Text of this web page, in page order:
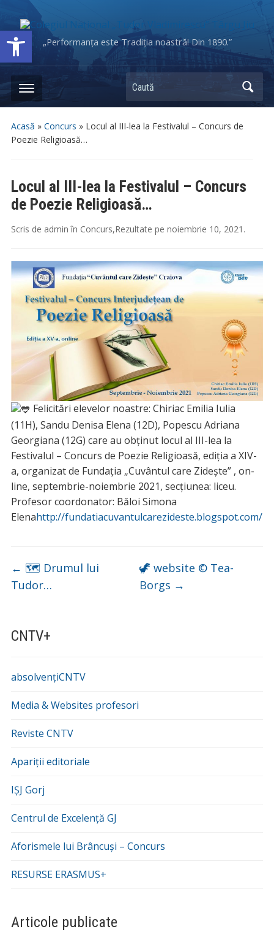
Deschide bara de unelte„Performanța este Tradiția noastră! Din 1890.”
Caută
Acasă » Concurs » Locul al III-lea la Festivalul – Concurs de
Poezie Religioasă…
CNTV+
absolvențiCNTV
Media & Websites profesori
Reviste CNTV
Apariții editoriale
IȘJ Gorj
Centrul de Excelență GJ
Aforismele lui Brâncuși – Concurs
RESURSE ERASMUS+
Articole publicate
Locul al III-lea la Festivalul – Concurs
de Poezie Religioasă…
Scris de admin în Concurs,Rezultate pe noiembrie 10, 2021 .
Felicitări elevelor noastre: Chiriac Emilia Iulia
(11H), Sandu Denisa Elena (12D), Popescu Adriana
Georgiana (12G) care au obținut locul al III-lea la
Festivalul – Concurs de Poezie Religioasă, ediţia a XIV-
a, organizat de Fundaţia „Cuvântul care Zideşte” , on-
line, septembrie-noiembrie 2021, secțiunea: liceu.
Profesor coordonator: Băloi Simona
Elenahttp://fundatiacuvantulcarezideste.blogspot.com/
← 🗺️ Drumul lui
Tudor…
🦖 website © Tea-
Borgs →